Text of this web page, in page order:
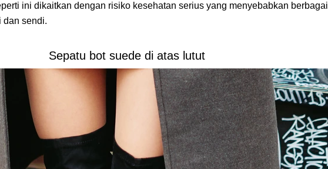
ini dikaitkan dengan risiko kesehatan serius yang menyebabkan berbagai
dan sendi.
Sepatu bot suede di atas lutut